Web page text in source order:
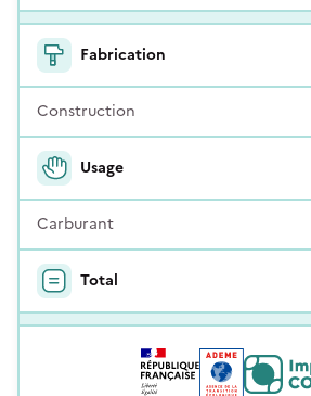
Fabrication
Construction
Usage
Carburant
Total